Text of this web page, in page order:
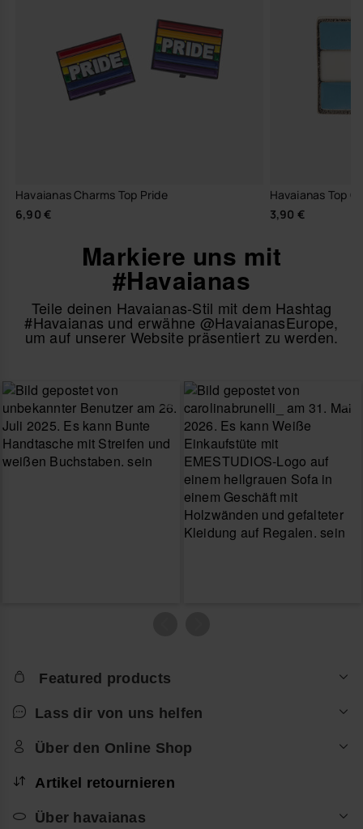
Havaianas Charms Top Pride
6,90 €
Havaianas Top
3,90 €
Markiere uns mit
#Havaianas
Teile deinen Havaianas-Stil mit dem Hashtag
#Havaianas und erwähne @HavaianasEurope,
um auf unserer Website präsentiert zu werden.
Featured products
Lass dir von uns helfen
Über den Online Shop
Artikel retournieren
Über havaianas